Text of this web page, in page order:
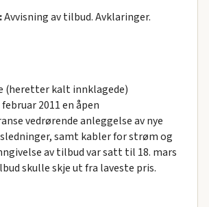
Avvisning av tilbud. Avklaringer.
(heretter kalt innklagede)
2011 en åpen
vedrørende anleggelse av nye
samt kabler for strøm og
av tilbud var satt til 18. mars
skulle skje ut fra laveste pris.